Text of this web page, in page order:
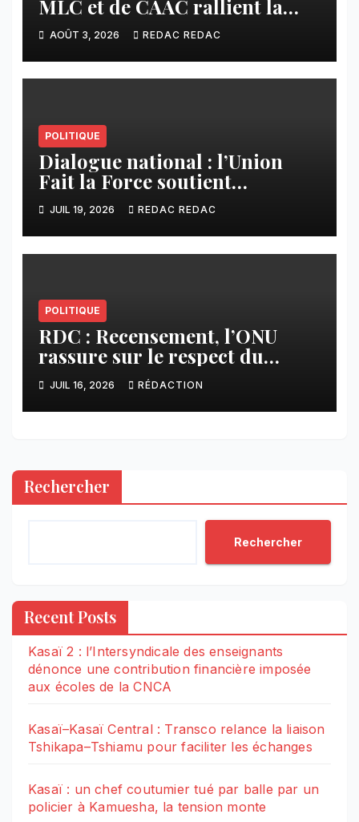
MLC et de CAAC rallient la
Dynamique pour la
Transformation du Congo
AOÛT 3, 2026 REDAC REDAC
POLITIQUE
Dialogue national : l’Union
Fait la Force soutient
l’initiative de Tshisekedi et
s’oppose à la participation des
groupes armés
JUIL 19, 2026 REDAC REDAC
POLITIQUE
RDC : Recensement, l’ONU
rassure sur le respect du
calendrier constitutionnel
JUIL 16, 2026 RÉDACTION
Rechercher
Rechercher
Recent Posts
Kasaï 2 : l’Intersyndicale des enseignants
dénonce une contribution financière imposée
aux écoles de la CNCA
Kasaï–Kasaï Central : Transco relance la liaison
Tshikapa–Tshiamu pour faciliter les échanges
Kasaï : un chef coutumier tué par balle par un
policier à Kamuesha, la tension monte